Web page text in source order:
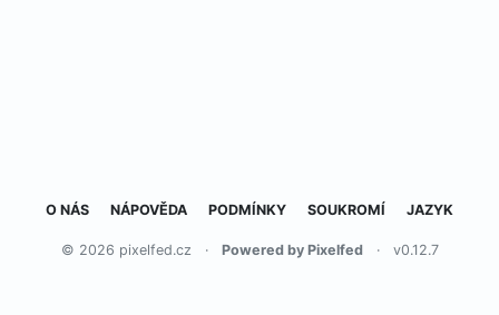
O NÁS NÁPOVĚDA PODMÍNKY SOUKROMÍ JAZYK
© 2026 pixelfed.cz · Powered by Pixelfed · v0.12.7